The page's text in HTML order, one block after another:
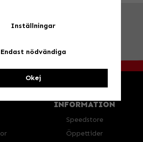
026-270030 /info@speedstore.nu
INFORMATION
Speedstore
Öppettider
Inställningar
Endast nödvändiga
Okej